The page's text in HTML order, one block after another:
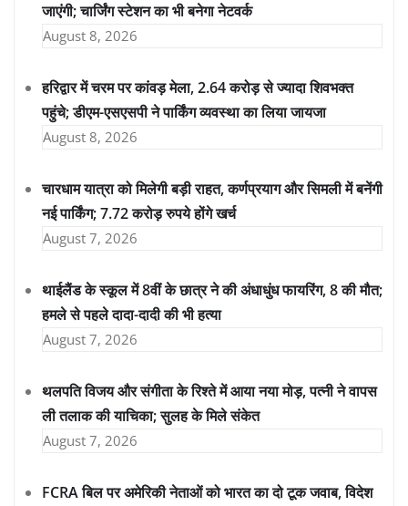
जाएंगी; चार्जिंग स्टेशन का भी बनेगा नेटवर्क
August 8, 2026
हरिद्वार में चरम पर कांवड़ मेला, 2.64 करोड़ से ज्यादा शिवभक्त
पहुंचे; डीएम-एसएसपी ने पार्किंग व्यवस्था का लिया जायजा
August 8, 2026
चारधाम यात्रा को मिलेगी बड़ी राहत, कर्णप्रयाग और सिमली में बनेंगी
नई पार्किंग; 7.72 करोड़ रुपये होंगे खर्च
August 7, 2026
थाईलैंड के स्कूल में 8वीं के छात्र ने की अंधाधुंध फायरिंग, 8 की मौत;
हमले से पहले दादा-दादी की भी हत्या
August 7, 2026
थलपति विजय और संगीता के रिश्ते में आया नया मोड़, पत्नी ने वापस
ली तलाक की याचिका; सुलह के मिले संकेत
August 7, 2026
FCRA बिल पर अमेरिकी नेताओं को भारत का दो टूक जवाब, विदेश